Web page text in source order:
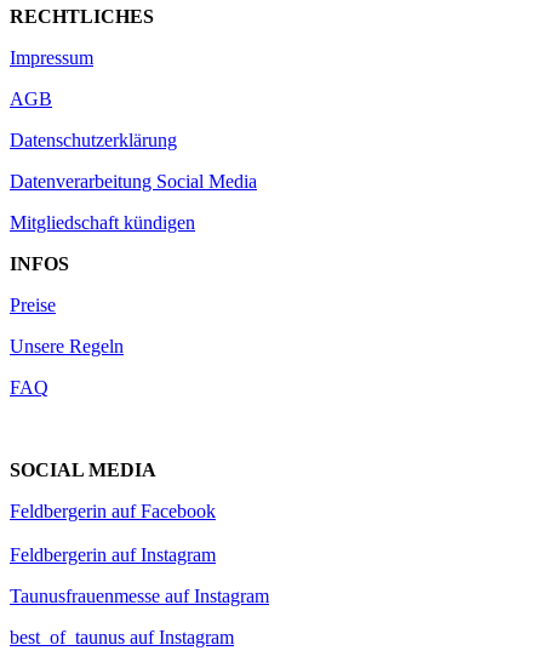
RECHTLICHES
Impressum
AGB
Datenschutzerklärung
Datenverarbeitung Social Media
Mitgliedschaft kündigen
INFOS
Preise
Unsere Regeln
FAQ
SOCIAL MEDIA
Feldbergerin auf Facebook
Feldbergerin auf Instagram
Taunusfrauenmesse auf Instagram
best_of_taunus auf Instagram